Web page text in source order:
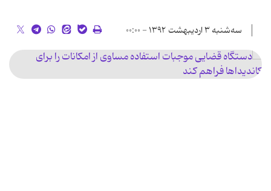
سه‌شنبه ۳ اردیبهشت ۱۳۹۲ - ۰۰:۰۰